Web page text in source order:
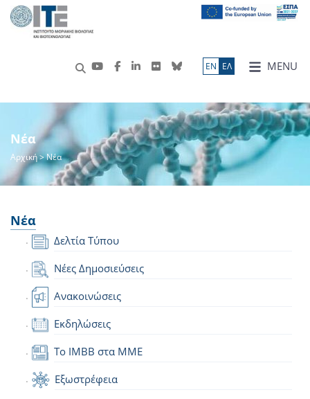
MENU
ΕN ΕΛ
Νέα
Αρχική> Νέα
Νέα
Δελτία Τύπου
Νέες Δημοσιεύσεις
Ανακοινώσεις
Εκδηλώσεις
Το IMBB στα ΜΜΕ
Εξωστρέφεια